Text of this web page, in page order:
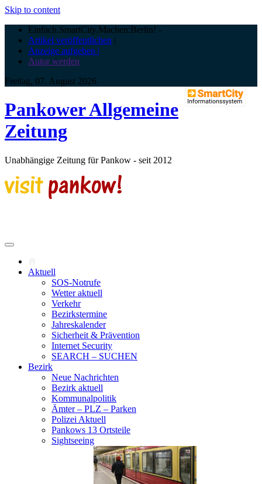
Skip to content
Einfach.SmartCity.Machen:Berlin! -
Artikel veröffentlichen |
Anzeige aufgeben |
Autor werden
Freitag, 07. August 2026
Pankower Allgemeine
Zeitung
Unabhängige Zeitung für Pankow - seit 2012
Aktuell
SOS-Notrufe
Wetter aktuell
Verkehr
Bezirkstermine
Jahreskalender
Sicherheit & Prävention
Internet Security
SEARCH – SUCHEN
Bezirk
Neue Nachrichten
Bezirk aktuell
Kommunalpolitik
Ämter – PLZ – Parken
Polizei Aktuell
Pankows 13 Ortsteile
Sightseeing